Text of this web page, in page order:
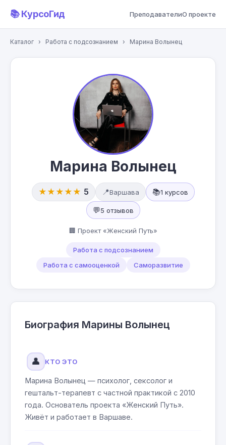
📚 КурсоГид ПреподавателиО проекте
Каталог › Работа с подсознанием › Марина Волынец
Марина Волынец
★★★★★ 5 📍Варшава 📚1 курсов
💬5 отзывов
🏢 Проект «Женский Путь»
Работа с подсознанием
Работа с самооценкой
Саморазвитие
Биография Марины Волынец
👤 КТО ЭТО
Марина Волынец — психолог, сексолог и
гештальт-терапевт с частной практикой с 2010
года. Основатель проекта «Женский Путь».
Живёт и работает в Варшаве.